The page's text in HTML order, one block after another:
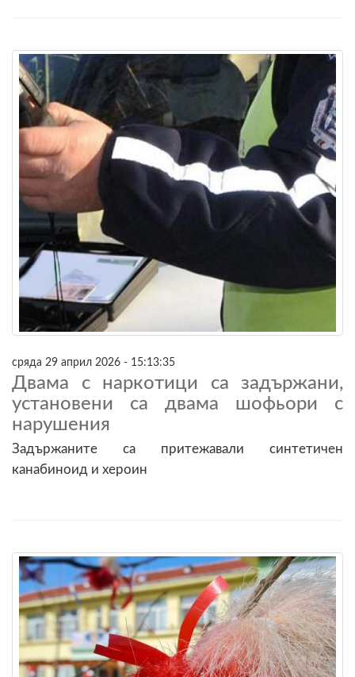
сряда 29 април 2026 - 15:13:35
Двама с наркотици са задържани,
установени са двама шофьори с
нарушения
Задържаните са притежавали синтетичен
канабиноид и хероин